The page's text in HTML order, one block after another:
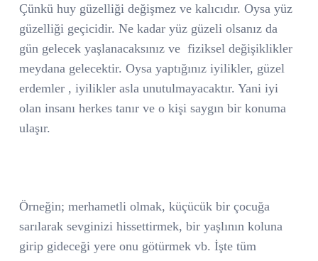
Çünkü huy güzelliği değişmez ve kalıcıdır. Oysa yüz
güzelliği geçicidir. Ne kadar yüz güzeli olsanız da
gün gelecek yaşlanacaksınız ve fiziksel değişiklikler
meydana gelecektir. Oysa yaptığınız iyilikler, güzel
erdemler , iyilikler asla unutulmayacaktır. Yani iyi
olan insanı herkes tanır ve o kişi saygın bir konuma
ulaşır.
Örneğin; merhametli olmak, küçücük bir çocuğa
sarılarak sevginizi hissettirmek, bir yaşlının koluna
girip gideceği yere onu götürmek vb. İşte tüm